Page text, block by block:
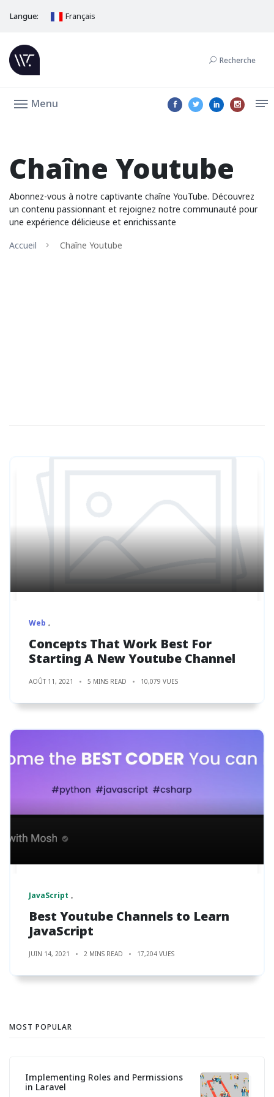
Langue: Français
Recherche
Menu
Chaîne Youtube
Abonnez-vous à notre captivante chaîne YouTube. Découvrez
un contenu passionnant et rejoignez notre communauté pour
une expérience délicieuse et enrichissante
Accueil
Chaîne Youtube
Web
Concepts That Work Best For
Starting A New Youtube Channel
AOÛT 11, 2021 5 MINS READ 10,079 VUES
JavaScript
Best Youtube Channels to Learn
JavaScript
JUIN 14, 2021 2 MINS READ 17,204 VUES
MOST POPULAR
Implementing Roles and Permissions
in Laravel